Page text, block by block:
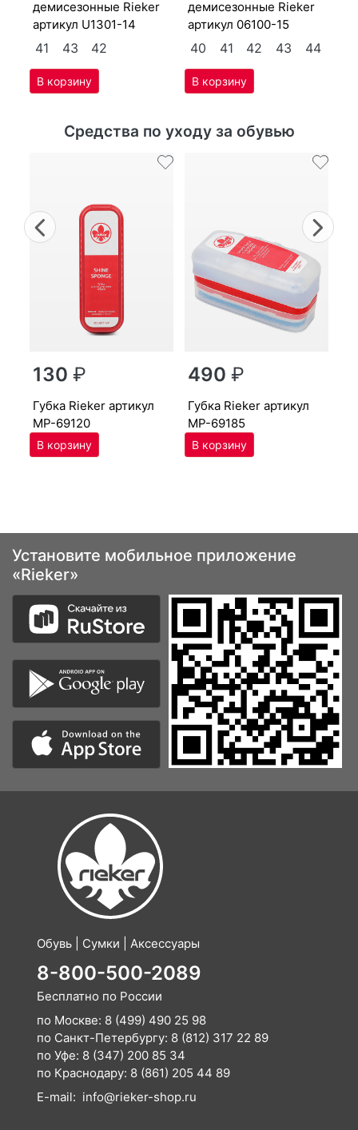
де­мисе­зон­ные Ri­eker
артикул U1301-14
41 43 42
де­мисе­зон­ные Ri­eker
артикул 06100-15
40 41 42 43 44
Средства по уходу за обувью
Previous
130₽
губ­ка Ri­eker артикул
MP-69120
490₽
губ­ка Ri­eker артикул
MP-69185
Установите мобильное приложение
«Rieker»
Обувь | Сумки | Аксессуары
8-800-500-2089
Бесплатно по России
по Москве: 8 (499) 490 25 98
по Санкт-Петербургу: 8 (812) 317 22 89
по Уфе: 8 (347) 200 85 34
по Краснодару: 8 (861) 205 44 89
E-mail: info@rieker-shop.ru